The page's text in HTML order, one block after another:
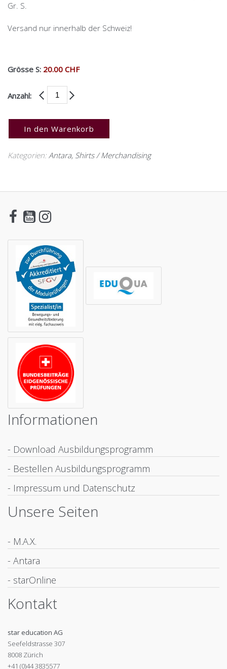
Gr. S.
Versand nur innerhalb der Schweiz!
Grösse S: 20.00 CHF
Anzahl:
In den Warenkorb
Kategorien: Antara, Shirts / Merchandising
Informationen
- Download Ausbildungsprogramm
- Bestellen Ausbildungsprogramm
- Impressum und Datenschutz
Unsere Seiten
- M.A.X.
- Antara
- starOnline
Kontakt
star education AG
Seefeldstrasse 307
8008 Zürich
+41 (0)44 3835577